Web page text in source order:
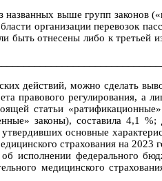
выше групп законов
организации перевозок
быть отнесены либо к
действий, можно сделать
правового регулирования, а
статьи
законы), составила 4,1
основные
страхования на
федерального
медицинского